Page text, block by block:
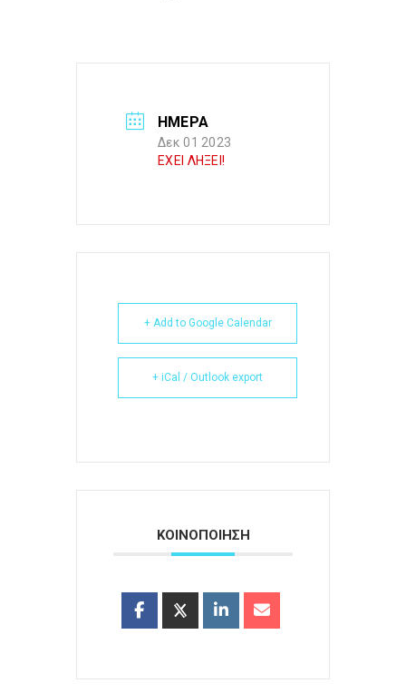
ΗΜΕΡΑ
Δεκ 01 2023
ΕΧΕΙ ΛΗΞΕΙ!
+ Add to Google Calendar
+ iCal / Outlook export
ΚΟΙΝΟΠΟΙΗΣΗ